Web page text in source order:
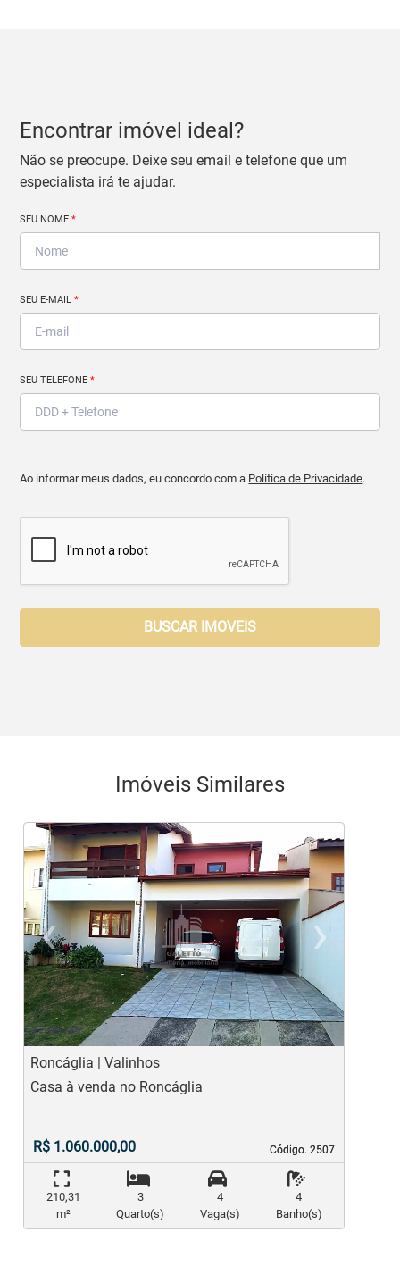
Encontrar imóvel ideal?
Não se preocupe. Deixe seu email e telefone que um
especialista irá te ajudar.
SEU NOME*
SEU E-MAIL*
SEU TELEFONE*
Ao informar meus dados, eu concordo com a Política de Privacidade.
BUSCAR IMOVEIS
Imóveis Similares
‹
Previous
›
Roncáglia | Valinhos
Código. 2507
Código. 2507
Casa à venda no Roncáglia
R$ 1.060.000,00
210,31
m²
3
Quarto(s)
4
Vaga(s)
4
Banho(s)